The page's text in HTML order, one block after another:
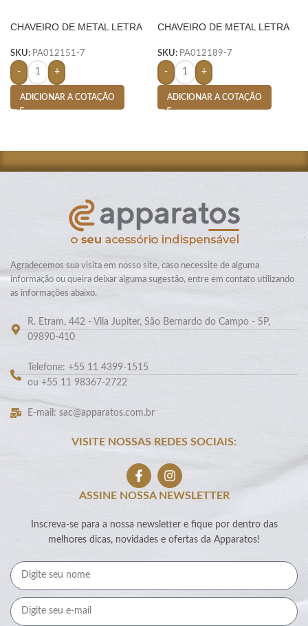
CHAVEIRO DE METAL LETRA
SKU: PA012151-7
- +
ADICIONAR A COTAÇÃO
CHAVEIRO DE METAL LETRA
SKU: PA012189-7
- +
ADICIONAR A COTAÇÃO
Agradecemos sua visita em nosso site, caso necessite de alguma
informação ou queira deixar alguma sugestão, entre em contato utilizando
as informações abaixo.
R. Etram, 442 - Vila Jupiter, São Bernardo do Campo - SP,
09890-410
Telefone: +55 11 4399-1515
ou +55 11 98367-2722
E-mail: sac@apparatos.com.br
VISITE NOSSAS REDES SOCIAIS:
ASSINE NOSSA NEWSLETTER
Inscreva-se para a nossa newsletter e fique por dentro das
melhores dicas, novidades e ofertas da Apparatos!